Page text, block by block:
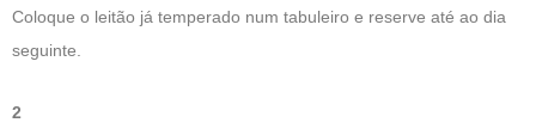
Coloque o leitão já temperado num tabuleiro e reserve até ao dia
seguinte.
2